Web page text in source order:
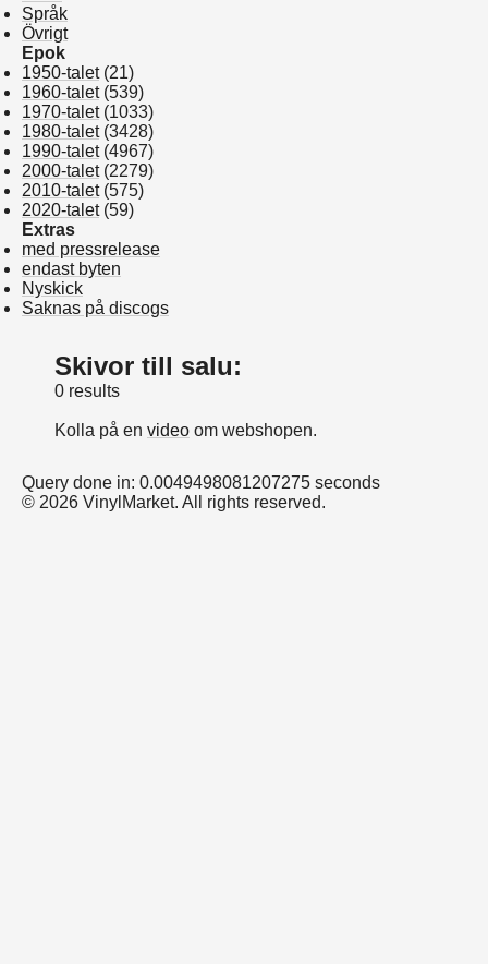
Språk
Övrigt
Epok
1950-talet(21)
1960-talet(539)
1970-talet(1033)
1980-talet(3428)
1990-talet(4967)
2000-talet(2279)
2010-talet(575)
2020-talet(59)
Extras
med pressrelease
endast byten
Nyskick
Saknas på discogs
Skivor till salu:
0 results
Kolla på en video om webshopen.
Query done in: 0.0049498081207275 seconds
© 2026 VinylMarket. All rights reserved.